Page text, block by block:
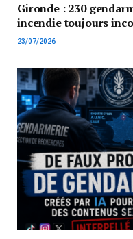
Gironde : 230
incendie toujours
23/07/2026